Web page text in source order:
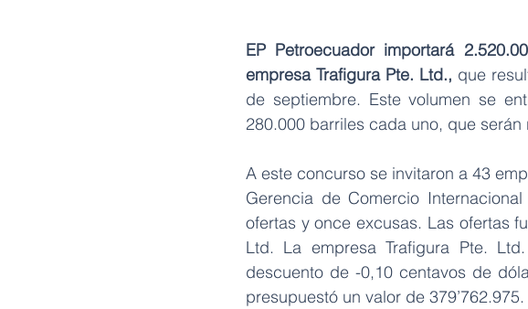
EP Petroecuador importará
empresa Trafigura Pte. Ltd., que
de septiembre. Este volumen se
280.000 barriles cada uno, que
A este concurso se invitaron a 43
Gerencia de Comercio
ofertas y once excusas. Las ofertas
Ltd. La empresa Trafigura Pte.
descuento de -0,10 centavos de
presupuestó un valor de 379’762.975.